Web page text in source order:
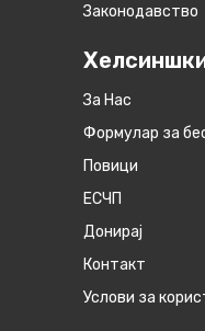
Законодавство
За Нас
Формулар за
Повици
ЕСЧП
Донирај
Контакт
Услови за